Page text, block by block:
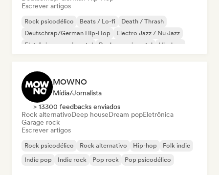
Escrever artigos
Rock psicodélico Beats / Lo-fi
Death / Thrash
Deutschrap/German Hip-Hop
Electro Jazz / Nu Jazz
Eletrônica experimental
Rock experimental Hip-hop
MOWNO
Mídia/Jornalista
> 13300 feedbacks enviados
Rock alternativoDeep houseDream popEletrônica
Garage rock
Escrever artigos
Rock psicodélico Rock alternativo Hip-hop
Folk indie
Indie pop
Indie rock Pop rock Pop psicodélico